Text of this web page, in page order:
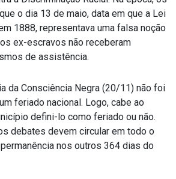
o dia 13 de maio, data em que a Lei
1888, representava uma falsa noção
ex-escravos não receberam
de assistência.
da Consciência Negra (20/11) não foi
feriado nacional. Logo, cabe ao
defini-lo como feriado ou não.
debates devem circular em todo o
nos outros 364 dias do